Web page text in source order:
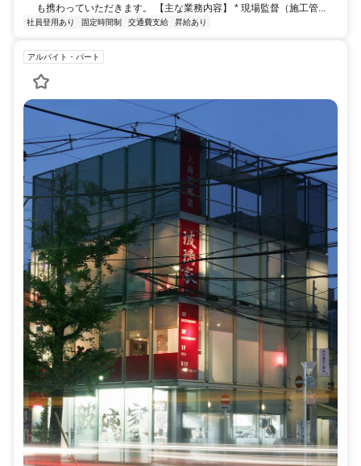
も携わっていただきます。 【主な業務内容】 * 現場監督（施工管...
社員登用あり 固定時間制 交通費支給 昇給あり
アルバイト・パート